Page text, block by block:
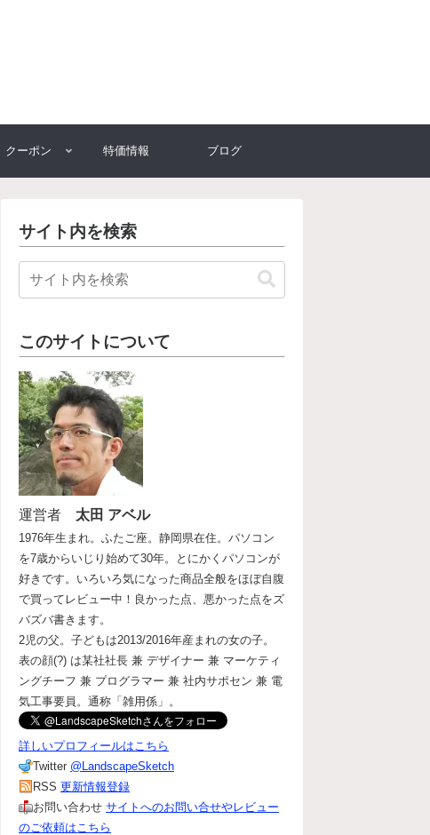
クーポン 特価情報 ブログ
サイト内を検索
このサイトについて
運営者 太田 アベル
1976年生まれ。ふたご座。静岡県在住。パソコン
を7歳からいじり始めて30年。とにかくパソコンが
好きです。いろいろ気になった商品全般をほぼ自腹
で買ってレビュー中！良かった点、悪かった点をズ
バズバ書きます。
2児の父。子どもは2013/2016年産まれの女の子。
表の顔(?) は某社社長 兼 デザイナー 兼 マーケティ
ングチーフ 兼 プログラマー 兼 社内サポセン 兼 電
気工事要員。通称「雑用係」。
詳しいプロフィールはこちら
Twitter @LandscapeSketch
RSS 更新情報登録
お問い合わせ サイトへのお問い合せやレビュー
のご依頼はこちら